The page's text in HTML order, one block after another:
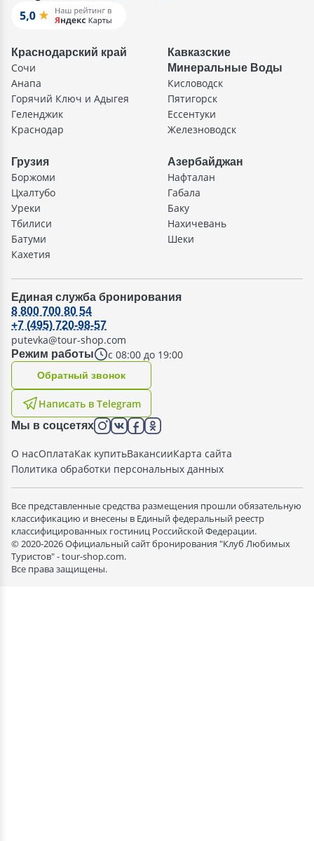
Краснодарский край
Сочи
Анапа
Горячий Ключ и Адыгея
Геленджик
Краснодар
Кавказские
Минеральные Воды
Кисловодск
Пятигорск
Ессентуки
Железноводск
Грузия
Боржоми
Цхалтубо
Уреки
Тбилиси
Батуми
Кахетия
Азербайджан
Нафталан
Габала
Баку
Нахичевань
Шеки
Единая служба бронирования
Режим работы с 08:00 до 19:00
8 800 700 80 54
+7 (495) 720-98-57
putevka@tour-shop.com
Написать в Telegram
Oбратный звонок
Мы в соцсетях
О насОплатаКак купитьВакансииКарта сайта
Политика обработки персональных данных
Все представленные средства размещения прошли обязательную
классификацию и внесены в Единый федеральный реестр
классифицированных гостиниц Российской Федерации.
© 2020-2026 Официальный сайт бронирования "Клуб Любимых
Туристов" - tour-shop.com.
Все права защищены.